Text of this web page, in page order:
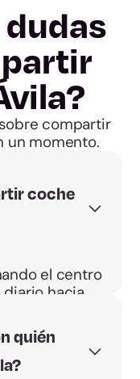
compartir
un momento.
coche
el centro
hacia
y el BBono
€/km por
quién